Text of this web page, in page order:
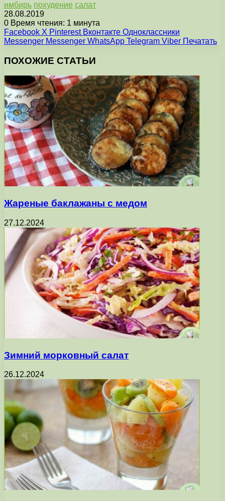
имбирь похудение салат
28.08.2019
0 Время чтения: 1 минута
Facebook X Pinterest Вконтакте Одноклассники
Messenger Messenger WhatsApp Telegram Viber Печатать
ПОХОЖИЕ СТАТЬИ
Жареные баклажаны с медом
27.12.2024
Зимний морковный салат
26.12.2024